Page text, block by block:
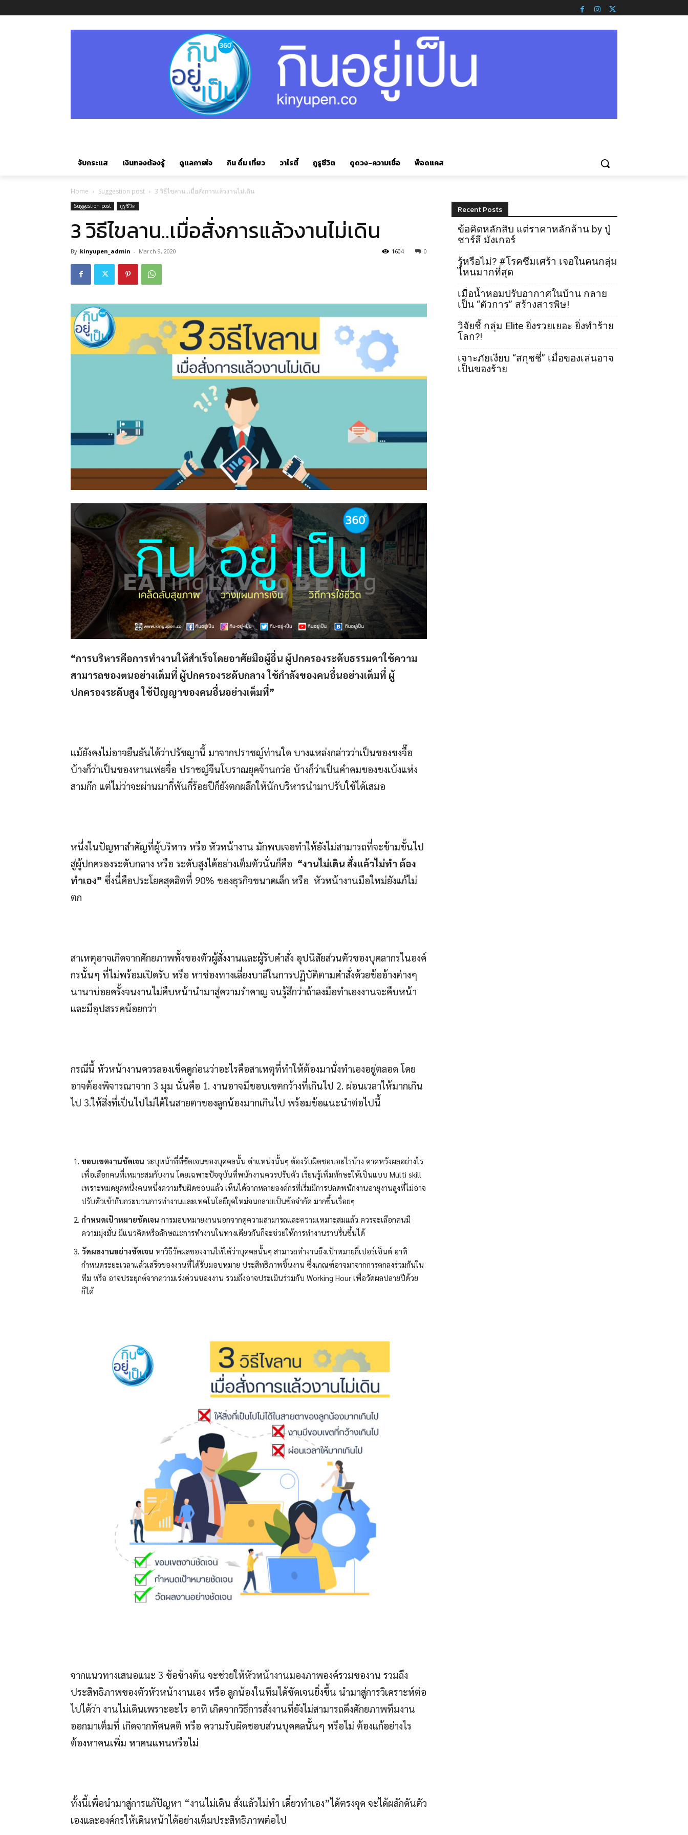
จับกระแส เงินทองต้องรู้ ดูแลกายใจ กิน ดื่ม เที่ยว วาไรตี้ กูรูชีวิต ดูดวง-ความเชื่อ พ็อดแคส
Home Suggestion post 3 วิธีไขลาน..เมื่อสั่งการแล้วงานไม่เดิน
Suggestion post กูรูชีวิต
3 วิธีไขลาน..เมื่อสั่งการแล้วงานไม่เดิน
By kinyupen_admin - March 9, 2020 0
1604
“การบริหารคือการทำงานให้สำเร็จโดยอาศัยมือผู้อื่น ผู้ปกครองระดับธรรมดาใช้ความ
สามารถของตนอย่างเต็มที่ ผู้ปกครองระดับกลาง ใช้กำลังของคนอื่นอย่างเต็มที่ ผู้
ปกครองระดับสูง ใช้ปัญญาของคนอื่นอย่างเต็มที่”
แม้ยังคงไม่อาจยืนยันได้ว่าปรัชญานี้ มาจากปราชญ์ท่านใด บางแหล่งกล่าวว่าเป็นของขงจื๊อ
บ้างก็ว่าเป็นของหานเฟยจื่อ ปราชญ์จีนโบราณยุคจ้านกว๋อ บ้างก็ว่าเป็นคำคมของขงเบ้งแห่ง
สามก๊ก แต่ไม่ว่าจะผ่านมากี่พันกี่ร้อยปีก็ยังตกผลึกให้นักบริหารนำมาปรับใช้ได้เสมอ
หนึ่งในปัญหาสำคัญที่ผู้บริหาร หรือ หัวหน้างาน มักพบเจอทำให้ยังไม่สามารถที่จะข้ามขั้นไป
สู่ผู้ปกครองระดับกลาง หรือ ระดับสูงได้อย่างเต็มตัวนั่นก็คือ “งานไม่เดิน สั่งแล้วไม่ทำ ต้อง
ทำเอง” ซึ่งนี่คือประโยคสุดฮิตที่ 90% ของธุรกิจขนาดเล็ก หรือ หัวหน้างานมือใหม่ยังแก้ไม่
ตก
สาเหตุอาจเกิดจากศักยภาพทั้งของตัวผู้สั่งงานและผู้รับคำสั่ง อุปนิสัยส่วนตัวของบุคลากรในองค์
กรนั้นๆ ที่ไม่พร้อมเปิดรับ หรือ หาช่องทางเลี่ยงบาลีในการปฏิบัติตามคำสั่งด้วยข้ออ้างต่างๆ
นานาบ่อยครั้งจนงานไม่คืบหน้านำมาสู่ความรำคาญ จนรู้สึกว่าถ้าลงมือทำเองงานจะคืบหน้า
และมีอุปสรรคน้อยกว่า
กรณีนี้ หัวหน้างานควรลองเช็คดูก่อนว่าอะไรคือสาเหตุที่ทำให้ต้องมานั่งทำเองอยู่ตลอด โดย
อาจต้องพิจารณาจาก 3 มุม นั่นคือ 1. งานอาจมีขอบเขตกว้างที่เกินไป 2. ผ่อนเวลาให้มากเกิน
ไป 3.ให้สิ่งที่เป็นไปไม่ได้ในสายตาของลูกน้องมากเกินไป พร้อมข้อแนะนำต่อไปนี้
ขอบเขตงานชัดเจน ระบุหน้าที่ที่ชัดเจนของบุคคลนั้น ตำแหน่งนั้นๆ ต้องรับผิดชอบอะไรบ้าง คาดหวังผลอย่างไร
เพื่อเลือกคนที่เหมาะสมกับงาน โดยเฉพาะปัจจุบันที่พนักงานควรปรับตัว เรียนรู้เพิ่มทักษะให้เป็นแบบ Multi skill
เพราะหมดยุคหนึ่งคนหนึ่งความรับผิดชอบแล้ว เห็นได้จากหลายองค์กรที่เริ่มมีการปลดพนักงานอายุงานสูงที่ไม่อาจ
ปรับตัวเข้ากับกระบวนการทำงานและเทคโนโลยียุคใหม่จนกลายเป็นข้อจำกัด มากขึ้นเรื่อยๆ
กำหนดเป้าหมายชัดเจน การมอบหมายงานนอกจากดูความสามารถและความเหมาะสมแล้ว ควรจะเลือกคนมี
ความมุ่งมั่น มีแนวคิดหรือลักษณะการทำงานในทางเดียวกันก็จะช่วยให้การทำงานราบรื่นขึ้นได้
วัดผลงานอย่างชัดเจน หาวิธีวัดผลของงานให้ได้ว่าบุคคลนั้นๆ สามารถทำงานถึงเป้าหมายกี่เปอร์เซ็นต์ อาทิ
กำหนดระยะเวลาแล้วเสร็จของงานที่ได้รับมอบหมาย ประสิทธิภาพชิ้นงาน ซึ่งเกณฑ์อาจมาจากการตกลงร่วมกันใน
ทีม หรือ อาจประยุกต์จากความเร่งด่วนของงาน รวมถึงอาจประเมินร่วมกับ Working Hour เพื่อวัดผลปลายปีด้วย
ก็ได้
จากแนวทางเสนอแนะ 3 ข้อข้างต้น จะช่วยให้หัวหน้างานมองภาพองค์รวมของาน รวมถึง
ประสิทธิภาพของตัวหัวหน้างานเอง หรือ ลูกน้องในทีมได้ชัดเจนยิ่งขึ้น นำมาสู่การวิเคราะห์ต่อ
ไปได้ว่า งานไม่เดินเพราะอะไร อาทิ เกิดจากวิธีการสั่งงานที่ยังไม่สามารถดึงศักยภาพทีมงาน
ออกมาเต็มที่ เกิดจากทัศนคติ หรือ ความรับผิดชอบส่วนบุคคลนั้นๆ หรือไม่ ต้องแก้อย่างไร
ต้องหาคนเพิ่ม หาคนแทนหรือไม่
ทั้งนี้เพื่อนำมาสู่การแก้ปัญหา “งานไม่เดิน สั่งแล้วไม่ทำ เดี๋ยวทำเอง”ได้ตรงจุด จะได้ผลักดันตัว
เองและองค์กรให้เดินหน้าได้อย่างเต็มประสิทธิภาพต่อไป
Recent Posts
ข้อคิดหลักสิบ แต่ราคาหลักล้าน by ปู่
ชาร์ลี มังเกอร์
รู้หรือไม่? #โรคซึมเศร้า เจอในคนกลุ่ม
ไหนมากที่สุด
เมื่อน้ำหอมปรับอากาศในบ้าน กลาย
เป็น “ตัวการ” สร้างสารพิษ!
วิจัยชี้ กลุ่ม Elite ยิ่งรวยเยอะ ยิ่งทำร้าย
โลก?!
เจาะภัยเงียบ “สกุชชี่” เมื่อของเล่นอาจ
เป็นของร้าย